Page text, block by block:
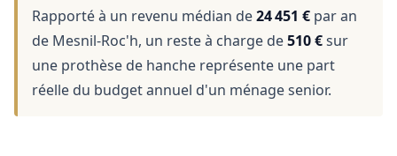
Rapporté à un revenu médian de24 451 € par an
de Mesnil-Roc'h, un reste à charge de510 €sur
une prothèse de hanche représente une part
réelle du budget annuel d'un ménage senior.